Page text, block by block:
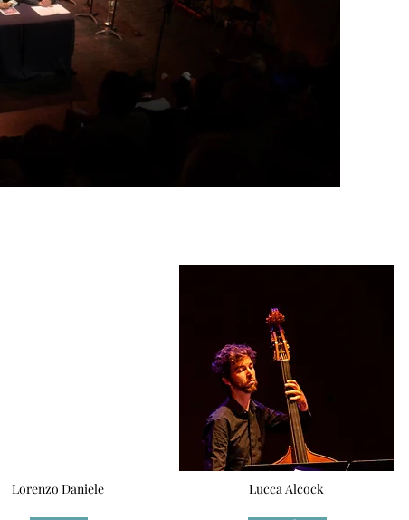
Lorenzo Daniele Lucca Alcock